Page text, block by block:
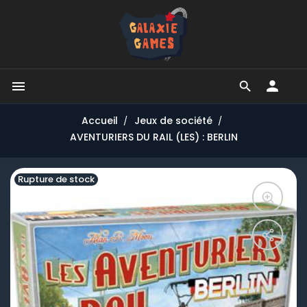


Accueil
Jeux de société
AVENTURIERS DU RAIL (LES) : BERLIN
Rupture de stock